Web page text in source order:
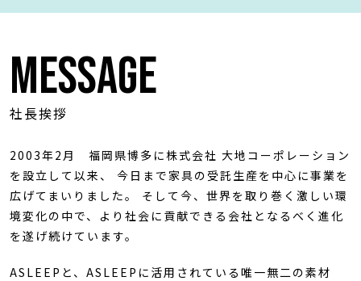
MESSAGE
社長挨拶
2003年2月 福岡県博多に株式会社 大地コーポレーション
を設立して以来、 今日まで家具の受託生産を中心に事業を
広げてまいりました。 そして今、世界を取り巻く激しい環
境変化の中で、より社会に貢献できる会社となるべく進化
を遂げ続けています。
ASLEEPと、ASLEEPに活用されている唯一無二の素材